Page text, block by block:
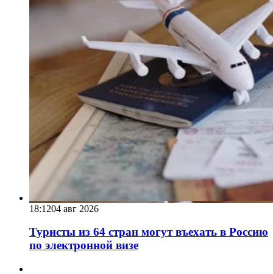
18:1204 авг 2026
Туристы из 64 стран могут въехать в Россию
по электронной визе